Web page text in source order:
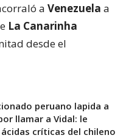
a Venezuela a
La Canarinha
desde el
peruano lapida a
llamar a Vidal: le
críticas del chileno